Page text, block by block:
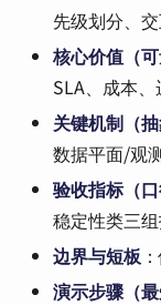
先级划分、交
核心价值（可
SLA、成本、
关键机制（抽
数据平面/观
验收指标（口
稳定性类三组
边界与短板
演示步骤（最